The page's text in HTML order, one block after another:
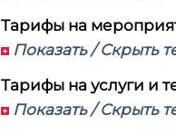
Тарифы на
Показать / Скрыть
Тарифы на услуги и
Показать / Скрыть